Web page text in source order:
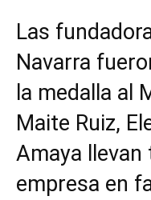
Las
Navarra
la medalla al
Maite Ruiz,
Amaya llevan
empresa en